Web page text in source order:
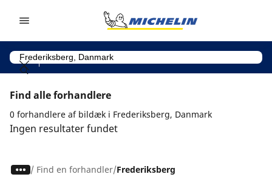
Find alle forhandlere
0 forhandlere af bildæk i Frederiksberg, Danmark
Ingen resultater fundet
/ Find en forhandler Frederiksberg